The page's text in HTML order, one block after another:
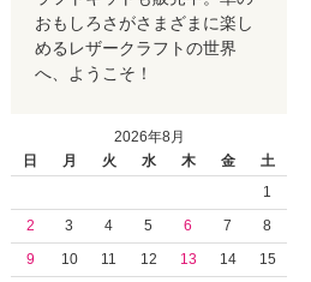
おもしろさがさまざまに楽し
めるレザークラフトの世界
へ、ようこそ！
2026年8月
日
月 火 水 木 金
土
1
2
3 4 5 6 7
8
9
10 11 12 13 14
15